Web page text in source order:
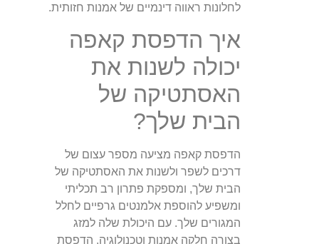
לחלונות ראווה דינמיים של אמנות חזותית.
איך הדפסת קאפה
יכולה לשנות את
האסתטיקה של
הבית שלך?
הדפסת קאפה מציעה מספר עצום של
דרכים לשפר ולשנות את האסתטיקה של
הבית שלך, ומספקת פתרון רב תכליתי
ומשפיע להוספת אלמנטים גרפיים לחלל
המגורים שלך. עם היכולת שלה למזג
בצורה חלקה אמנות וטכנולוגיה, הדפסת